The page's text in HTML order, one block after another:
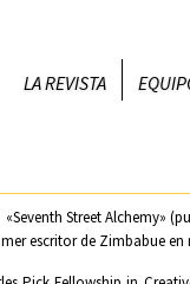
LA REVISTA
Street Alchemy»
escritor de Zimbabue